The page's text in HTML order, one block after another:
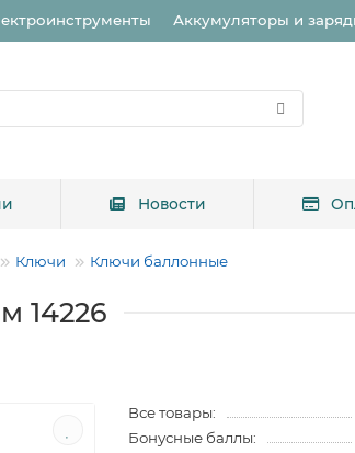
Аккумуляторы и
Новости
Ключи Ключи баллонные
14226
Все товары:
Бонусные баллы: